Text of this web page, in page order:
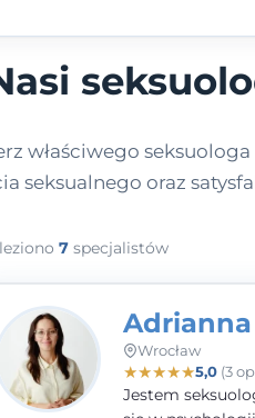
właściwego
seksualnego oraz
7 specjalistów
Wrocław
★★★★★5,0(3
Jestem